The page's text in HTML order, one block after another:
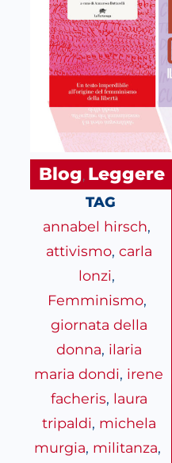
Blog, Leggere
TAG
annabel hirsch
attivismo, carla
lonzi
Femminismo
giornata della
donna, ilaria
maria dondi, irene
facheris, laura
tripaldi, michela
murgia, militanza